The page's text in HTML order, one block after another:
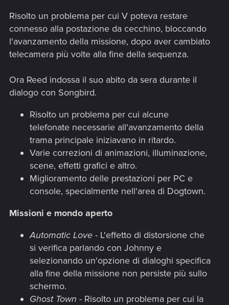
Risolto un problema per cui V poteva restare
connesso alla postazione da cecchino, bloccando
l'avanzamento della missione, dopo aver cambiato
telecamera più volte alla fine della sequenza.
Ora Reed indossa il suo abito da sera durante il
dialogo con Songbird.
Risolto un problema per cui alcune
telefonate necessarie all'avanzamento della
trama principale iniziavano in ritardo.
Varie correzioni di animazioni, illuminazione,
scene, effetti grafici e altro.
Miglioramento delle prestazioni per PC e
console, specialmente nell'area di Dogtown.
Missioni e mondo aperto
Automatic Love - L'effetto di distorsione che
si verifica parlando con Johnny e
selezionando un'opzione di dialoghi specifica
alla fine della missione non persiste più sullo
schermo.
Ghost Town - Risolto un problema per cui la